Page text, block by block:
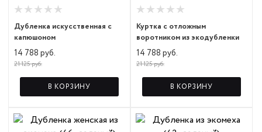
Дубленка искусственная с
капюшоном
14 788 руб.
21 125 руб.
В КОРЗИНУ
Куртка с отложным
воротником из экодубленки
14 788 руб.
21 125 руб.
В КОРЗИНУ